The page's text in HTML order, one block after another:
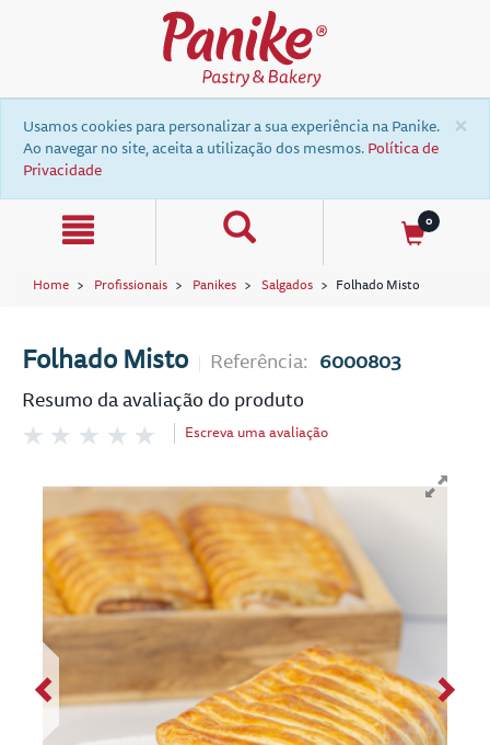
×
Usamos cookies para personalizar a sua experiência na Panike.
Ao navegar no site, aceita a utilização dos mesmos. Política de
Privacidade
0
Home Profissionais Panikes Salgados Folhado Misto
Folhado Misto Referência: 6000803
Resumo da avaliação do produto
Escreva uma avaliação